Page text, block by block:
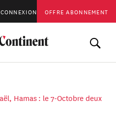
CONNEXION OFFRE ABONNEMENT
Hamas : le 7-Octobre deux